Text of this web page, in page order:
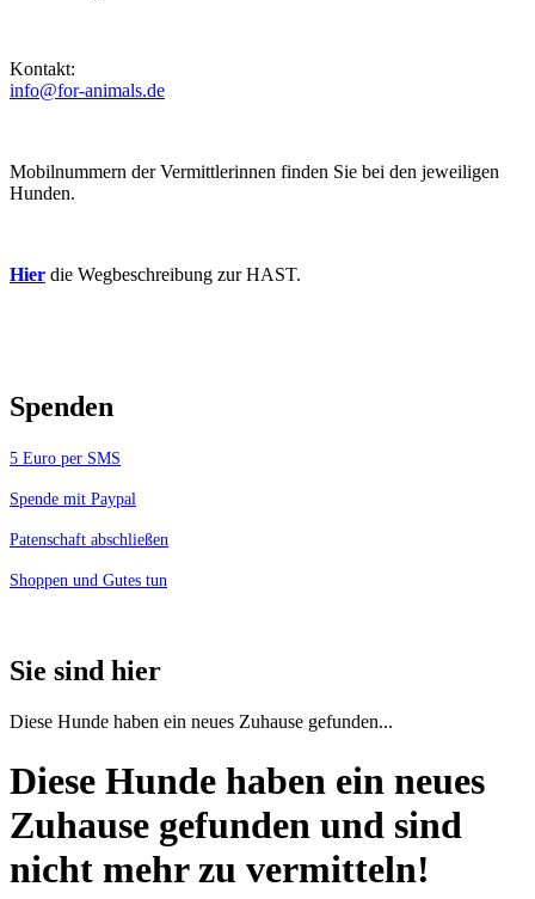
Kontakt:
info@for-animals.de
Mobilnummern der Vermittlerinnen finden Sie bei den jeweiligen
Hunden.
Hier die Wegbeschreibung zur HAST.
Spenden
5 Euro per SMS
Spende mit Paypal
Patenschaft abschließen
Shoppen und Gutes tun
Sie sind hier
Diese Hunde haben ein neues Zuhause gefunden...
Diese Hunde haben ein neues
Zuhause gefunden und sind
nicht mehr zu vermitteln!